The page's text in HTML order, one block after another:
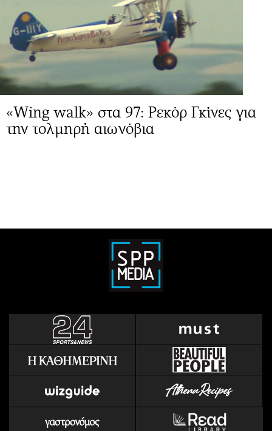
«Wing walk» στα 97: Ρεκόρ Γκίνες για
την τολμηρή αιωνόβια